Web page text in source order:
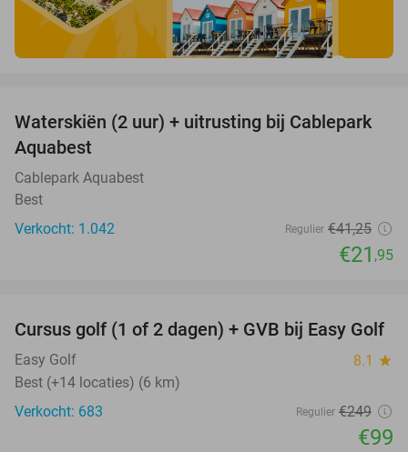
47%
Waterskiën (2 uur) + uitrusting bij Cablepark
Aquabest
Cablepark Aquabest
Best
Verkocht: 1.042
Regulier €41,25
€21 ,95
60%
Cursus golf (1 of 2 dagen) + GVB bij Easy Golf
Easy Golf 8.1 star
Best (+14 locaties) (6 km)
Verkocht: 683
Regulier €249
€99